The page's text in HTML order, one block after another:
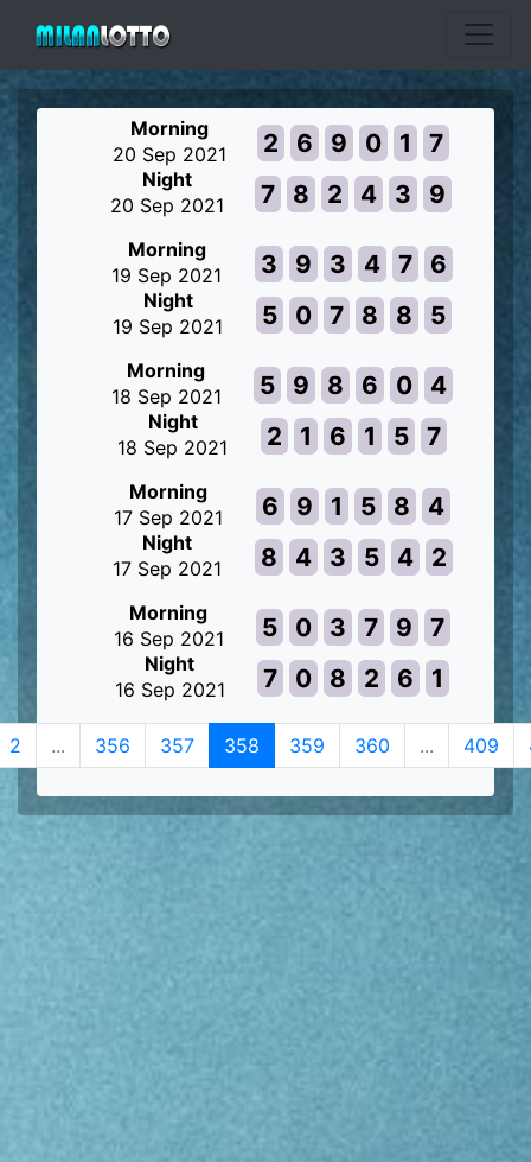
Morning
20 Sep 2021
2 6 9 0 1 7
Night
20 Sep 2021
7 8 2 4 3 9
Morning
19 Sep 2021
3 9 3 4 7 6
Night
19 Sep 2021
5 0 7 8 8 5
Morning
18 Sep 2021
5 9 8 6 0 4
Night
18 Sep 2021
2 1 6 1 5 7
Morning
17 Sep 2021
6 9 1 5 8 4
Night
17 Sep 2021
8 4 3 5 4 2
Morning
16 Sep 2021
5 0 3 7 9 7
Night
16 Sep 2021
7 0 8 2 6 1
2 ... 356 357 358 359 360 ... 409